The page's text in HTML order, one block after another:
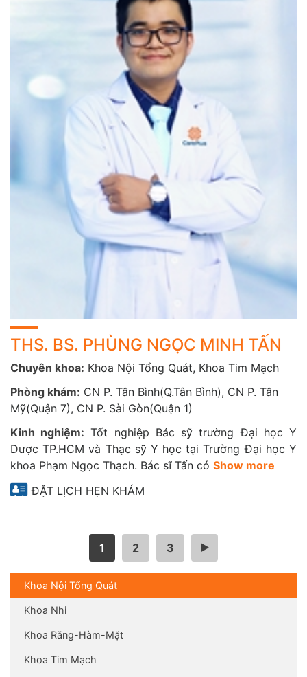
THS. BS. PHÙNG NGỌC MINH TẤN
Chuyên khoa: Khoa Nội Tổng Quát, Khoa Tim Mạch
Phòng khám: CN P. Tân Bình(Q.Tân Bình), CN P. Tân
Mỹ(Quận 7), CN P. Sài Gòn(Quận 1)
Kinh nghiệm: Tốt nghiệp Bác sỹ trường Đại học Y
Dược TP.HCM và Thạc sỹ Y học tại Trường Đại học Y
khoa Phạm Ngọc Thạch. Bác sĩ Tấn có Show more
ĐẶT LỊCH HẸN KHÁM
1 2 3 >
Khoa Nội Tổng Quát
Khoa Nhi
Khoa Răng-Hàm-Mặt
Khoa Tim Mạch